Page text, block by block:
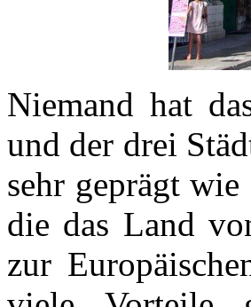
Niemand hat
und der drei
sehr geprägt
die das Land
zur